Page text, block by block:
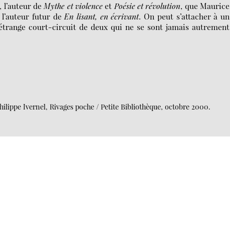
l’auteur deMythe et violenceetPoésie et révolution, que Maurice
l’auteur futur deEn lisant, en écrivant. On peut s’attacher à un
court-circuit de deux qui ne se sont jamais autrement
Ivernel, Rivages poche / Petite Bibliothèque, octobre 2000.